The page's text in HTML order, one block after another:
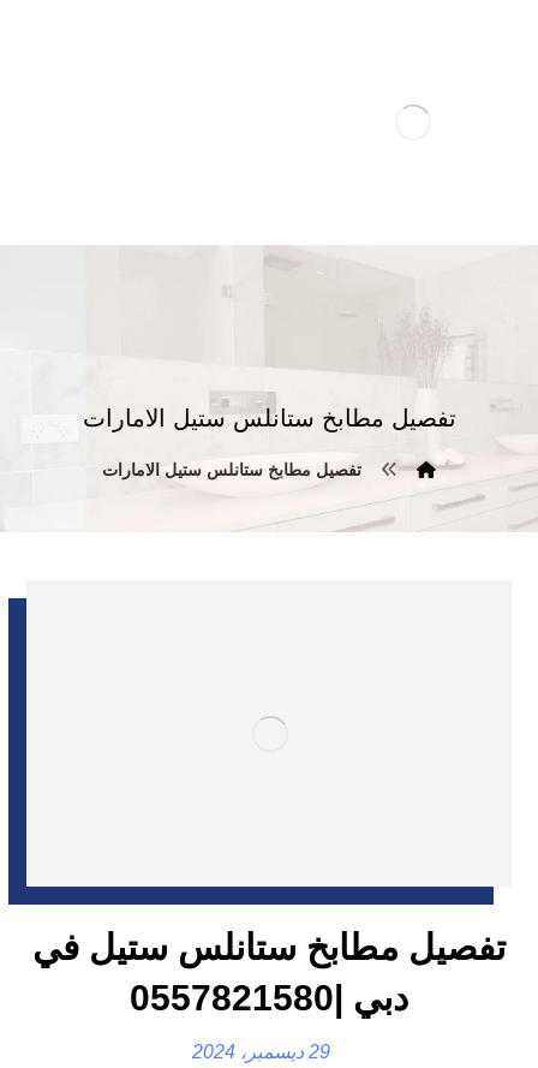
تفصيل مطابخ ستانلس ستيل الامارات
تفصيل مطابخ ستانلس ستيل الامارات
تفصيل مطابخ ستانلس ستيل في
دبي |0557821580
29 ديسمبر، 2024